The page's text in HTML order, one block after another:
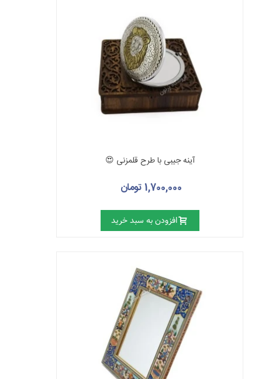
آینه جیبی با طرح قلمزنی 😍
1,700,000 تومان
افزودن به سبد خرید